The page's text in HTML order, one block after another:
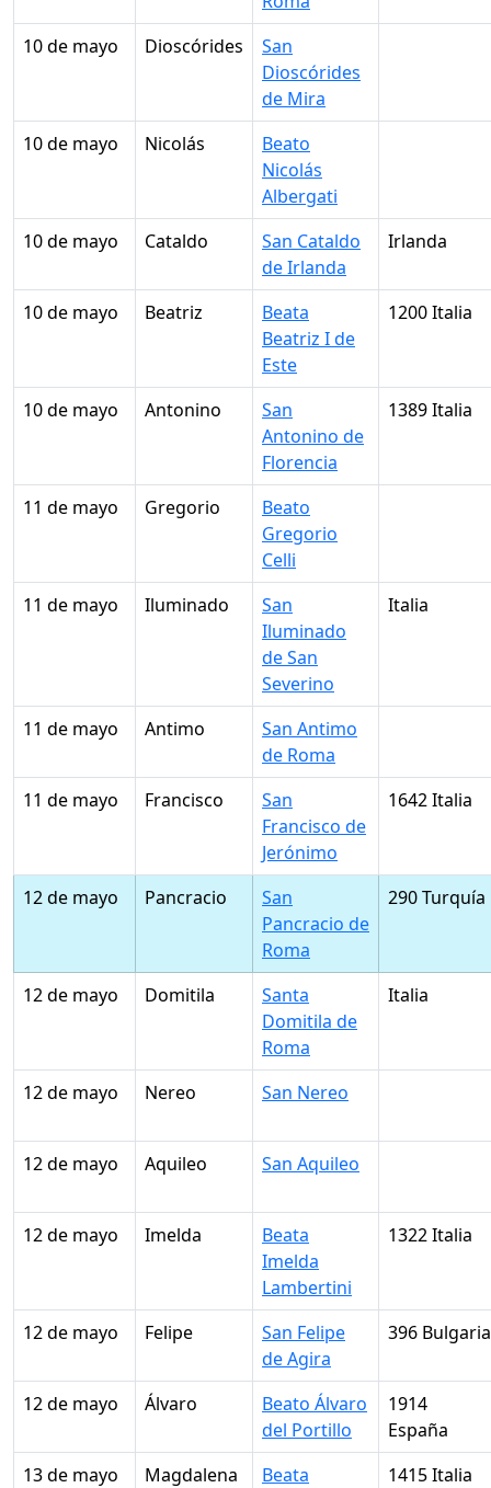
10 de mayo
Dioscórides
San
Dioscórides
de Mira
10 de mayo
Nicolás
Beato
Nicolás
Albergati
10 de mayo
Cataldo
San Cataldo
de Irlanda
Irlanda
10 de mayo Beatriz
Beata
Beatriz I de
Este
1200 Italia
10 de mayo Antonino
San
Antonino de
Florencia
1389 Italia
11 de mayo Gregorio
Beato
Gregorio
Celli
11 de mayo
Iluminado
San
Iluminado
de San
Severino
Italia
11 de mayo Antimo
San Antimo
de Roma
11 de mayo
Francisco
San
Francisco de
Jerónimo
1642 Italia
12 de mayo Pancracio
San
Pancracio de
Roma
290 Turquía
12 de mayo Domitila
Santa
Domitila de
Roma
Italia
12 de mayo Nereo San Nereo
12 de mayo Aquileo San Aquileo
12 de mayo Imelda
Beata
Imelda
Lambertini
1322 Italia
12 de mayo Felipe
San Felipe
de Agira
396 Bulgaria
12 de mayo Álvaro
Beato Álvaro
del Portillo
1914
España
13 de mayo
Magdalena
Beata
1415 Italia